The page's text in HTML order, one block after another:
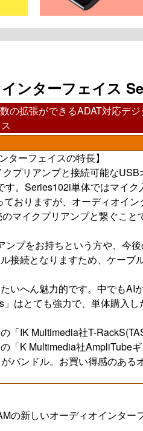
ンターフェイス
の拡張ができるADAT対応デ
ターフェイスの特長】
プリアンプと接続可能な
す。Series102i単体ではマイク
おりますが、オーディオイ
マイクプリアンプと繋ぐこと
ンプをお持ちという方や、今
接続となりますため、ケーブ
いへん魅力的です。中でもAI
はとても強力で、単体購入
「IK Multimedia社T-
「K Multimedia社AmpliTube
バンドル。お買い得感のある
の新しいオーディオインター